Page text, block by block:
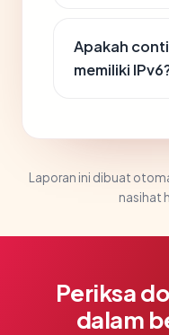
Apakah
memiliki
Laporan ini dibuat
nasihat
Periksa
dalam